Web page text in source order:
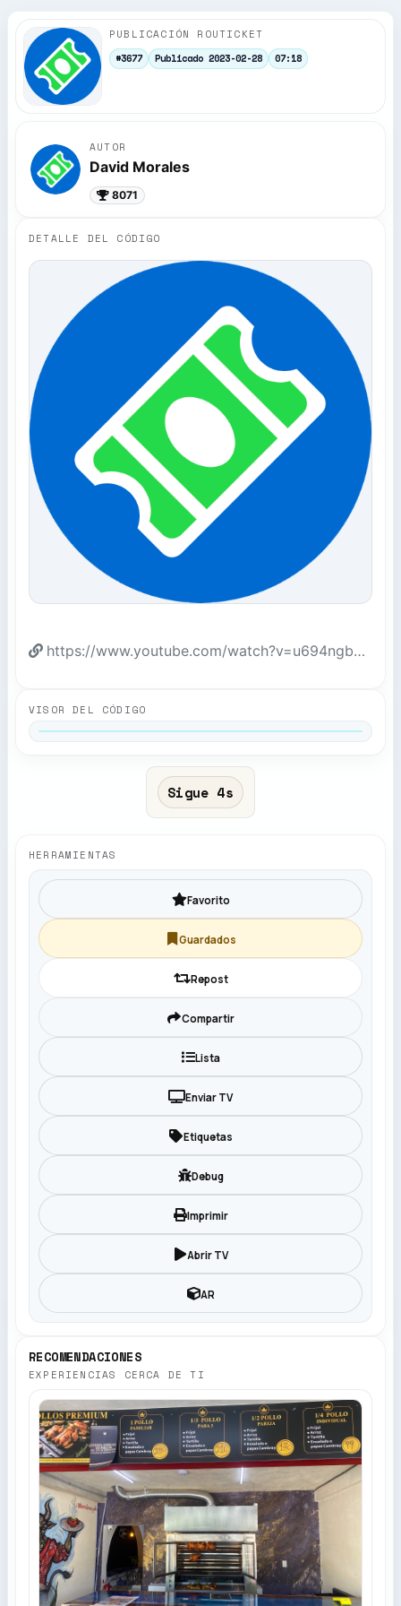
PUBLICACIÓN ROUTICKET
#3677
Publicado 2023-02-28 07:18
AUTOR
David Morales
8071
DETALLE DEL CÓDIGO
https://www.youtube.com/watch?v=u694ngbJmN0
VISOR DEL CÓDIGO
Sigue 4s
HERRAMIENTAS
Favorito
Guardados
Repost
Compartir
Lista
Enviar TV
Etiquetas
Debug
Imprimir
Abrir TV
AR
RECOMENDACIONES
EXPERIENCIAS CERCA DE TI